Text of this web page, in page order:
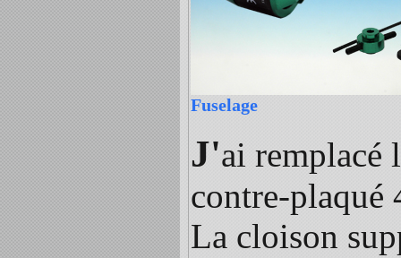
Fuselage
J'ai remplacé
contre-plaqué
La cloison